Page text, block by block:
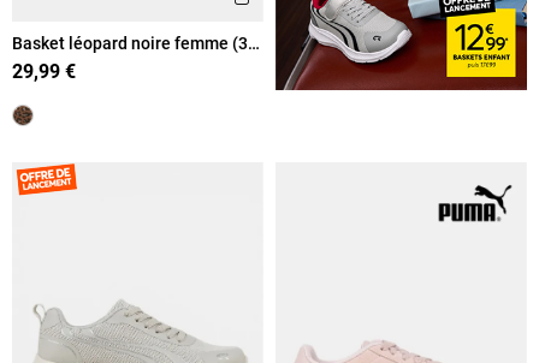
Basket léopard noire femme (36-
41)
29,99 €